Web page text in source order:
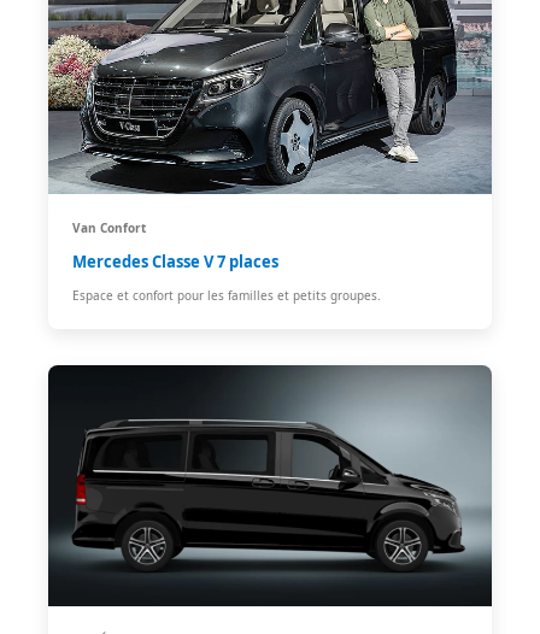
Van Confort
Mercedes Classe V 7 places
Espace et confort pour les familles et petits groupes.